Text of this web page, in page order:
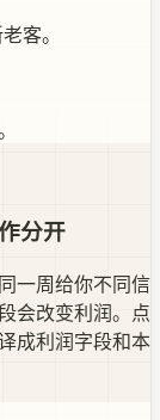
客。
分开
一周给你不同信
会改变利润。点
成利润字段和本